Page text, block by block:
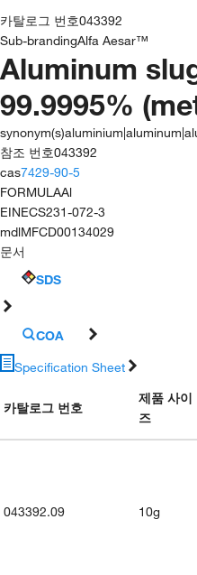
카탈로그 번호043392
Sub-brandingAlfa Aesar™
Aluminum
99.9995%
synonym(s)
참조 번호043392
cas7429-90-5
FORMULAAl
EINECS231-072-3
mdlMFCD00134029
문서
SDS
COA
Specification Sheet
카탈로그 번호
제품 사이
즈
043392.09 10g